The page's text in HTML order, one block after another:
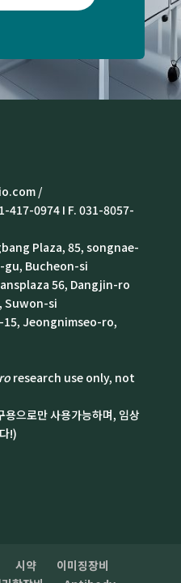
/
0974 I F. 031-8057-
Plaza, 85, songnae-
gu, Bucheon-si
56, Dangjin-ro
Suwon-si
15, Jeongnimseo-ro,
research use only, not
용으로만 사용가능하며, 임상
!)
시약
이미징장비